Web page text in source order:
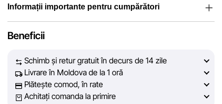
Informații importante pentru cumpărători
încrederea clienților noștri. În fiecare zi depunem eforturi
prezentate pe site să fie cât mai complete, obiective și
actuale. Scopul nostru este să vă oferim informații corecte și
veridice, pentru ca dvs. să puteți lua cea mai bună decizie
de cumpărare.
Beneficii
Schimb și retur gratuit în decurs de 14 zile
Livrare în Moldova de la 1 oră
Plătește comod, în rate
Achitați comanda la primire